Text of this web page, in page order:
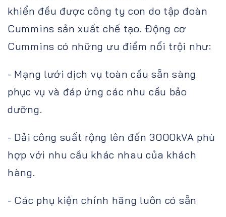
khiển đều được công ty con do tập đoàn
Cummins sản xuất chế tạo. Động cơ
Cummins có những ưu điểm nổi trội như:
- Mạng lưới dịch vụ toàn cầu sẵn sàng
phục vụ và đáp ứng các nhu cầu bảo
dưỡng.
- Dải công suất rộng lên đến 3000kVA phù
hợp với nhu cầu khác nhau của khách
hàng.
- Các phụ kiện chính hãng luôn có sẵn